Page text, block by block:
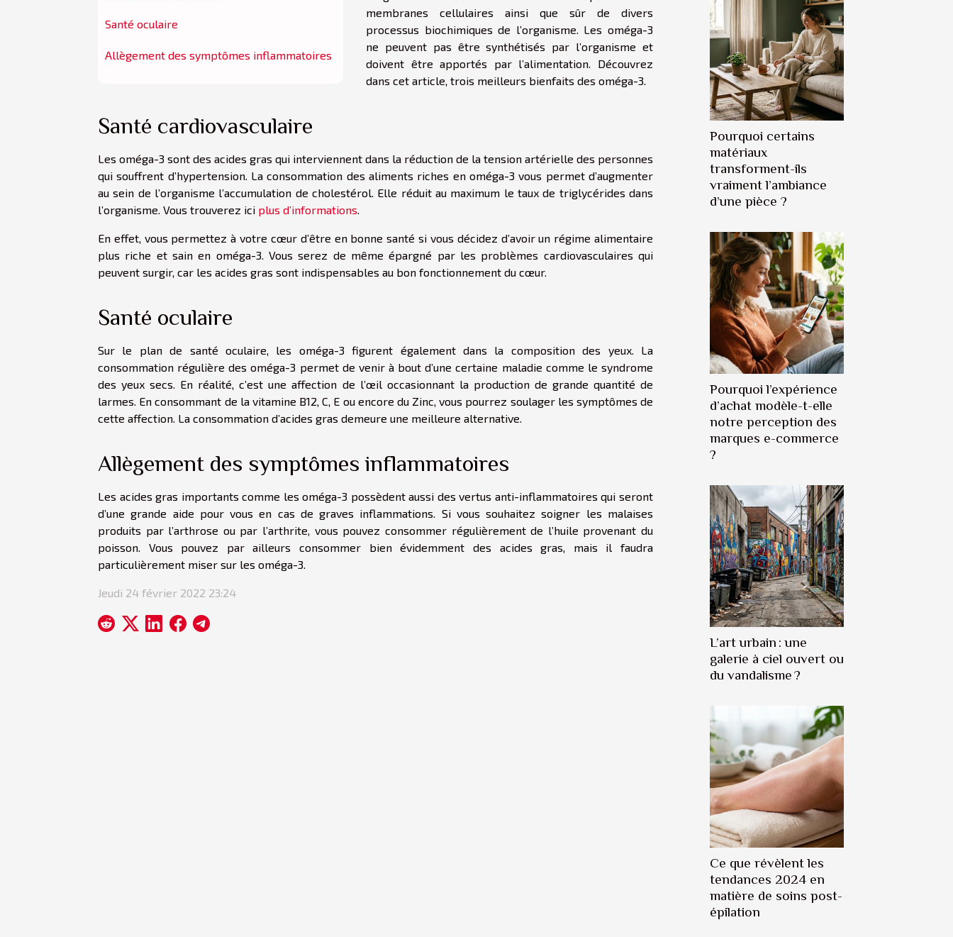
Santé oculaire
Allègement des symptômes inflammatoires
membranes cellulaires ainsi que sûr de divers
processus biochimiques de l’organisme. Les oméga-3
ne peuvent pas être synthétisés par l’organisme et
doivent être apportés par l’alimentation. Découvrez
dans cet article, trois meilleurs bienfaits des oméga-3.
Santé cardiovasculaire
Les oméga-3 sont des acides gras qui interviennent dans la réduction de la tension artérielle des personnes
qui souffrent d’hypertension. La consommation des aliments riches en oméga-3 vous permet d’augmenter
au sein de l’organisme l’accumulation de cholestérol. Elle réduit au maximum le taux de triglycérides dans
l’organisme. Vous trouverez ici plus d’informations.
En effet, vous permettez à votre cœur d’être en bonne santé si vous décidez d’avoir un régime alimentaire
plus riche et sain en oméga-3. Vous serez de même épargné par les problèmes cardiovasculaires qui
peuvent surgir, car les acides gras sont indispensables au bon fonctionnement du cœur.
Santé oculaire
Sur le plan de santé oculaire, les oméga-3 figurent également dans la composition des yeux. La
consommation régulière des oméga-3 permet de venir à bout d’une certaine maladie comme le syndrome
des yeux secs. En réalité, c’est une affection de l’œil occasionnant la production de grande quantité de
larmes. En consommant de la vitamine B12, C, E ou encore du Zinc, vous pourrez soulager les symptômes de
cette affection. La consommation d’acides gras demeure une meilleure alternative.
Allègement des symptômes inflammatoires
Les acides gras importants comme les oméga-3 possèdent aussi des vertus anti-inflammatoires qui seront
d’une grande aide pour vous en cas de graves inflammations. Si vous souhaitez soigner les malaises
produits par l’arthrose ou par l’arthrite, vous pouvez consommer régulièrement de l’huile provenant du
poisson. Vous pouvez par ailleurs consommer bien évidemment des acides gras, mais il faudra
particulièrement miser sur les oméga-3.
Jeudi 24 février 2022 23:24
Pourquoi certains
matériaux
transforment-ils
vraiment l’ambiance
d’une pièce ?
Pourquoi l’expérience
d’achat modèle-t-elle
notre perception des
marques e-commerce
?
L’art urbain : une
galerie à ciel ouvert ou
du vandalisme ?
Ce que révèlent les
tendances 2024 en
matière de soins post-
épilation